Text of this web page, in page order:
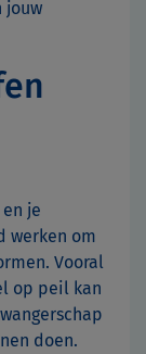
jouw
je
werken om
Vooral
op peil kan
doen.